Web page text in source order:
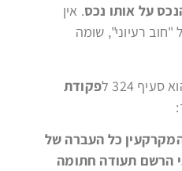
על אותו נכס. אין
רעיוני", שומה
324 ל
פקודת
כל העברה של
הרשם תעודה חתומה